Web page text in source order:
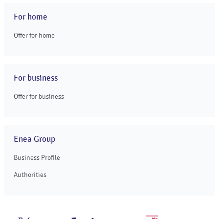
For home
Offer for home
For business
Offer for business
Enea Group
Business Profile
Authorities